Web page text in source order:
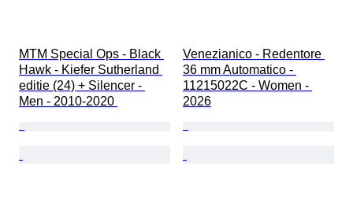
MTM Special Ops - Black
Hawk - Kiefer Sutherland
editie (24) + Silencer -
Men - 2010-2020
Venezianico - Redentore
36 mm Automatico -
11215022C - Women -
2026